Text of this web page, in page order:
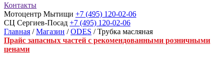
Контакты
Мотоцентр Мытищи +7 (495) 120-02-06
СЦ Сергиев-Посад +7 (495) 120-02-06
Главная /Магазин /ODES / Трубка масляная
Прайс запасных частей с рекомендованными розничными
ценами